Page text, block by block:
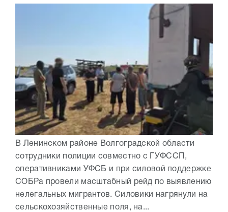
В Ленинском районе Волгоградской области
сотрудники полиции совместно с ГУФССП,
оперативниками УФСБ и при силовой поддержке
СОБРа провели масштабный рейд по выявлению
нелегальных мигрантов. Силовики нагрянули на
сельскохозяйственные поля, на...